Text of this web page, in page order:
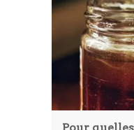
Article
Aliments
Europe
Contact